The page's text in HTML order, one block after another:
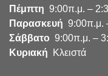
Πέμπτη 9:00π.μ. –
Παρασκευή 9:00π.μ.
Σάββατο 9:00π.μ. –
Κυριακή Κλειστά